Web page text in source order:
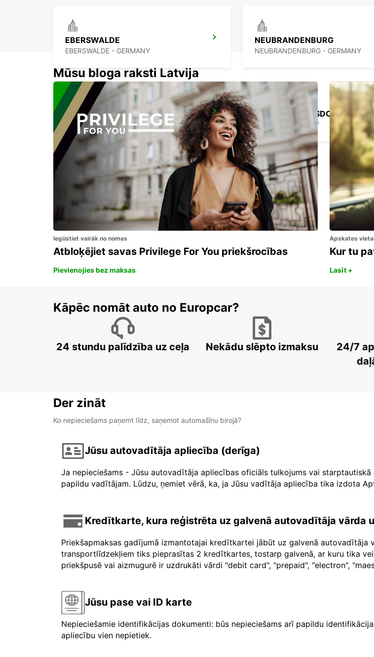
EBERSWALDE
EBERSWALDE - GERMANY
NEUBRANDENBURG
NEUBRANDENBURG - GERMANY
BERNAU
BERNAU BEI BERLIN - GERMANY
BERLIN HELLERSDORF
BERLIN - GERMANY
Mūsu bloga raksti Latvija
Iegūstiet vairāk no nomas
Atbloķējiet savas Privilege For You priekšrocības
Pievienojies bez maksas
Apskates
Kur tu
Lasīt +
Kāpēc nomāt auto no Europcar?
24 stundu palīdzība uz ceļa Nekādu slēpto izmaksu
24/7
Der zināt
Ko nepieciešams paņemt līdz, saņemot automašīnu birojā?
Jūsu autovadītāja apliecība (derīga)
Ja nepieciešams - Jūsu autovadītāja apliecības oficiāls tulkojums vai
papildu vadītājam. Lūdzu, ņemiet vērā, ka, ja Jūsu vadītāja apliecība tika izdota
Kredītkarte, kura reģistrēta uz galvenā autovadītāja vārda
Priekšapmaksas gadījumā izmantotajai kredītkartei jābūt uz galvenā autovadītāja
transportlīdzekļiem tiks pieprasītas 2 kredītkartes, tostarp galvenā, ar kuru tika
priekšpusē vai aizmugurē ir uzdrukāti vārdi "debit card", "prepaid", "electron",
Jūsu pase vai ID karte
Nepieciešamie identifikācijas dokumenti: būs nepieciešams arī papildu
apliecību vien nepietiek.